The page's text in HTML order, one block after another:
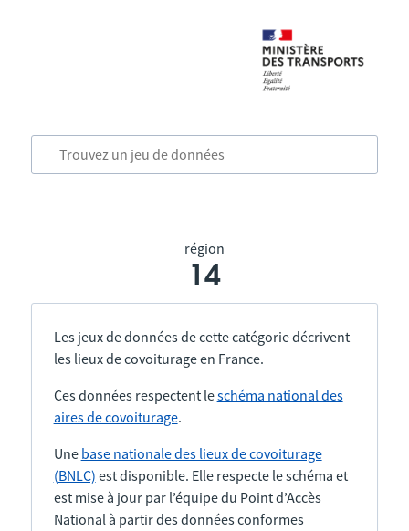
région
14
Les jeux de données de cette catégorie décrivent
les lieux de covoiturage en France.
Ces données respectent leschéma national des
aires de covoiturage.
Une base nationale des lieux de covoiturage
(BNLC) est disponible. Elle respecte le schéma et
est mise à jour par l’équipe du Point d’Accès
National à partir des données conformes